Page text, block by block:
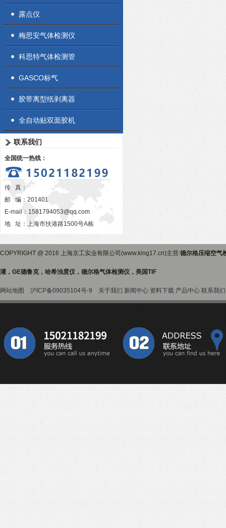
露点仪
梅思安气体检测仪
科思特气体检测管
GASCO标气
胶带离型纸剥离器
全自动贴双面胶机
联系我们
全国统一热线：
传 真：
邮 编：201401
E-mail： 1581794053@qq.com
地 址：上海市扶港路1500号A栋
COPYRIGHT @ 2016 上海京工实业有限公司(www.king17.cn)主营:德尔格压缩空气
灌，GE德鲁克，哈希浊度仪，德尔格气体检测仪，美国TIF
网站地图 沪ICP备09035104号-9 关于我们 新闻中心 资料下载 产品中心 联系我们